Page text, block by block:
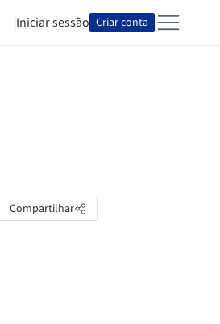
Iniciar sessão Criar conta
Compartilhar